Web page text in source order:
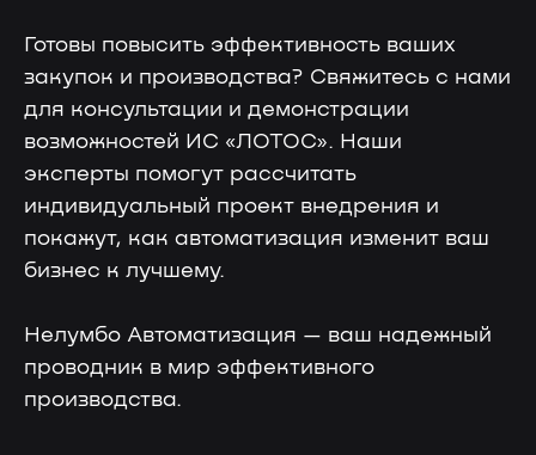
Готовы повысить эффективность ваших
закупок и производства? Свяжитесь с нами
для консультации и демонстрации
возможностей ИС «ЛОТОС». Наши
эксперты помогут рассчитать
индивидуальный проект внедрения и
покажут, как автоматизация изменит ваш
бизнес к лучшему.
Нелумбо Автоматизация — ваш надежный
проводник в мир эффективного
производства.
Оставить заявку